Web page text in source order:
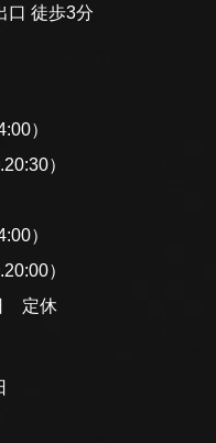
口 徒歩3分
）
）
）
）
定休